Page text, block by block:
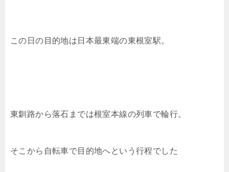
この日の目的地は日本最東端の東根室駅。
東釧路から落石までは根室本線の列車で輪行。
そこから自転車で目的地へという行程でした